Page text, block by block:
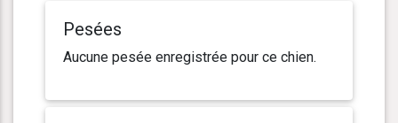
Pesées
Aucune pesée enregistrée pour ce chien.